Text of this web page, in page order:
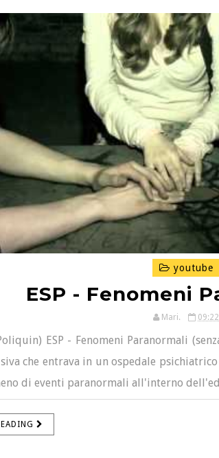
youtube
ESP - Fenomeni
Mari. 09:22
ESP - Fenomeni Paranormali
che entrava in un ospedale
di eventi paranormali all'interno